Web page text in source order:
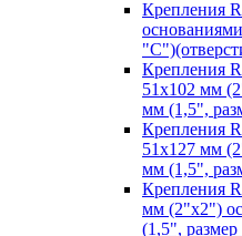
Крепления
Крепления
51х102 мм
мм (1,5",
Крепления
51х127 мм
мм (1,5",
Крепления
мм (2"х2")
(1,5",